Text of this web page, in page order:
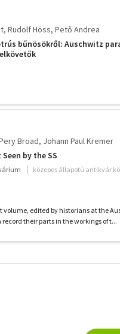
Rudolf Höss Pető Andrea
bűnösökről: Auschwitz
Broad Johann Paul Kremer
by the SS
közepes állapotú antikvár
volume, edited by historians at the
record their parts in the workings of t...